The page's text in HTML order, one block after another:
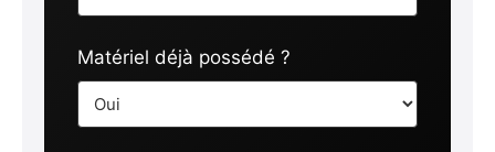
Matériel déjà possédé ?